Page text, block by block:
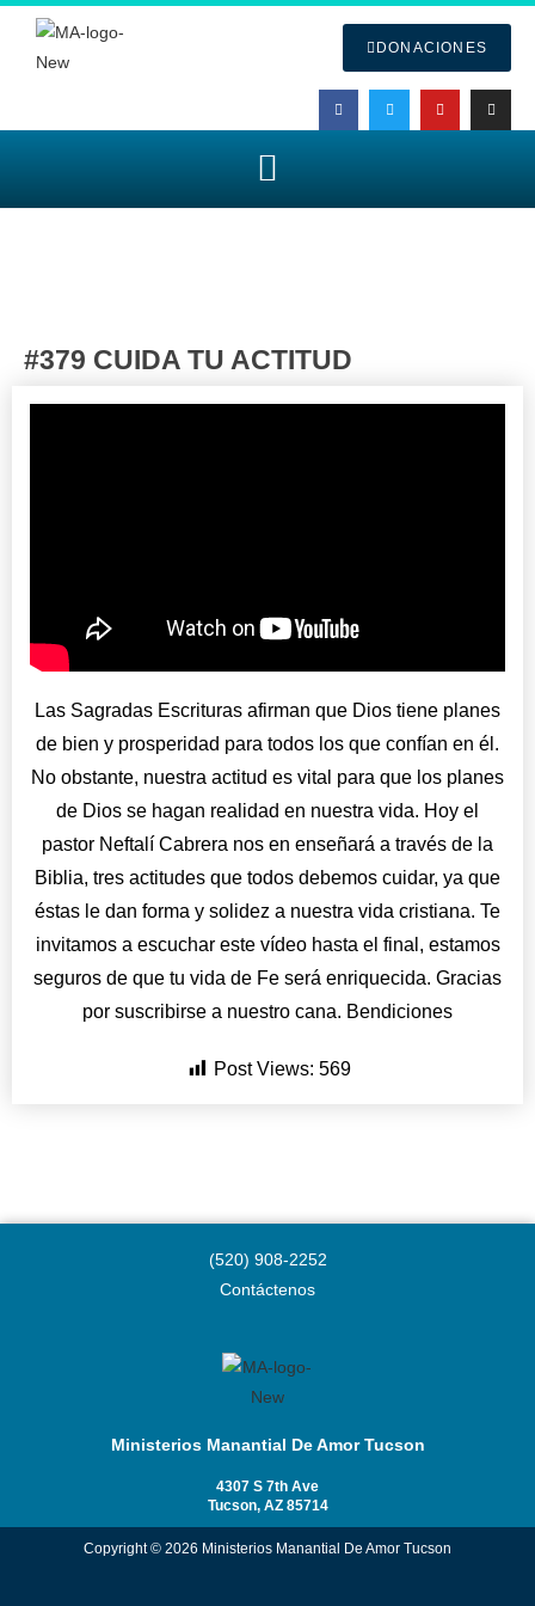
DONACIONES
#379 CUIDA TU ACTITUD
Las Sagradas Escrituras afirman que Dios tiene planes
de bien y prosperidad para todos los que confían en él.
No obstante, nuestra actitud es vital para que los planes
de Dios se hagan realidad en nuestra vida. Hoy el
pastor Neftalí Cabrera nos en enseñará a través de la
Biblia, tres actitudes que todos debemos cuidar, ya que
éstas le dan forma y solidez a nuestra vida cristiana. Te
invitamos a escuchar este vídeo hasta el final, estamos
seguros de que tu vida de Fe será enriquecida. Gracias
por suscribirse a nuestro cana. Bendiciones
Post Views: 569
(520) 908-2252
Contáctenos
Ministerios Manantial De Amor Tucson
4307 S 7th Ave
Tucson, AZ 85714
Copyright © 2026 Ministerios Manantial De Amor Tucson